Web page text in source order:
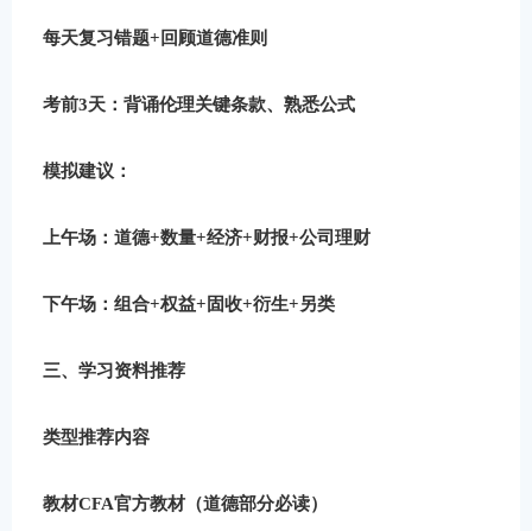
每天复习错题+回顾道德准则
考前3天：背诵伦理关键条款、熟悉公式
模拟建议 ：
上午场：道德+数量+经济+财报+公司理财
下午场：组合+权益+固收+衍生+另类
三、学习资料推荐
类型推荐内容
教材CFA官方教材（道德部分必读）